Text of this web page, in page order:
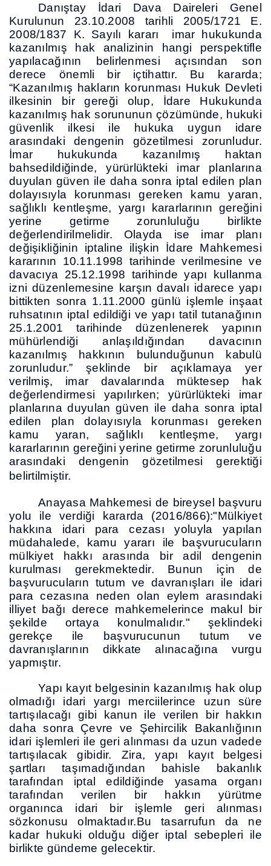
Danıştay İdari Dava Daireleri Genel
Kurulunun 23.10.2008 tarihli 2005/1721 E.
2008/1837 K. Sayılı kararı imar hukukunda
kazanılmış hak analizinin hangi perspektifle
yapılacağının belirlenmesi açısından son
derece önemli bir içtihattır. Bu kararda;
“Kazanılmış hakların korunması Hukuk Devleti
ilkesinin bir gereği olup, İdare Hukukunda
kazanılmış hak sorununun çözümünde, hukuki
güvenlik ilkesi ile hukuka uygun idare
arasındaki dengenin gözetilmesi zorunludur.
İmar hukukunda kazanılmış haktan
bahsedildiğinde, yürürlükteki imar planlarına
duyulan güven ile daha sonra iptal edilen plan
dolayısıyla korunması gereken kamu yaran,
sağlıklı kentleşme, yargı kararlarının gereğini
yerine getirme zorunluluğu birlikte
değerlendirilmelidir. Olayda ise imar planı
değişikliğinin iptaline ilişkin İdare Mahkemesi
kararının 10.11.1998 tarihinde verilmesine ve
davacıya 25.12.1998 tarihinde yapı kullanma
izni düzenlemesine karşın davalı idarece yapı
bittikten sonra 1.11.2000 günlü işlemle inşaat
ruhsatının iptal edildiği ve yapı tatil tutanağının
25.1.2001 tarihinde düzenlenerek yapının
mühürlendiği anlaşıldığından davacının
kazanılmış hakkının bulunduğunun kabulü
zorunludur.” şeklinde bir açıklamaya yer
verilmiş, imar davalarında müktesep hak
değerlendirmesi yapılırken; yürürlükteki imar
planlarına duyulan güven ile daha sonra iptal
edilen plan dolayısıyla korunması gereken
kamu yaran, sağlıklı kentleşme, yargı
kararlarının gereğini yerine getirme zorunluluğu
arasındaki dengenin gözetilmesi gerektiği
belirtilmiştir.
Anayasa Mahkemesi de bireysel başvuru
yolu ile verdiği kararda (2016/866):"Mülkiyet
hakkına idari para cezası yoluyla yapılan
müdahalede, kamu yararı ile başvurucuların
mülkiyet hakkı arasında bir adil dengenin
kurulması gerekmektedir. Bunun için de
başvurucuların tutum ve davranışları ile idari
para cezasına neden olan eylem arasındaki
illiyet bağı derece mahkemelerince makul bir
şekilde ortaya konulmalıdır." şeklindeki
gerekçe ile başvurucunun tutum ve
davranışlarının dikkate alınacağına vurgu
yapmıştır.
Yapı kayıt belgesinin kazanılmış hak olup
olmadığı idari yargı merciilerince uzun süre
tartışılacağı gibi kanun ile verilen bir hakkın
daha sonra Çevre ve Şehircilik Bakanlığının
idari işlemleri ile geri alınması da uzun vadede
tartışılacak gibidir. Zira, yapı kayıt belgesi
şartları taşımadığından bahisle bakanlık
tarafından iptal edildiğinde yasama organı
tarafından verilen bir hakkın yürütme
organınca idari bir işlemle geri alınması
sözkonusu olmaktadır.Bu tasarrufun da ne
kadar hukuki olduğu diğer iptal sebepleri ile
birlikte gündeme gelecektir.